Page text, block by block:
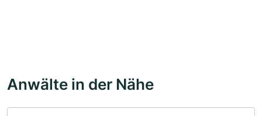
Anwälte in der Nähe